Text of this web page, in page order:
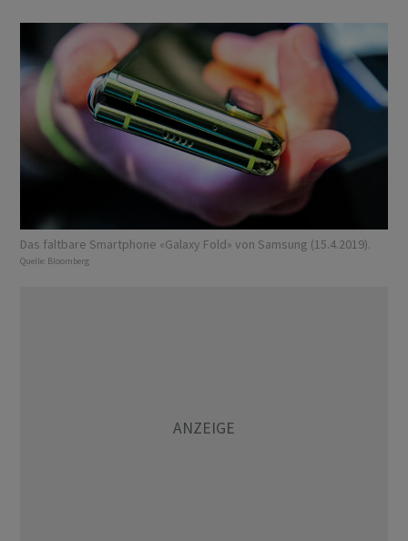
Das faltbare Smartphone «Galaxy Fold» von Samsung (15.4.2019).
Quelle: Bloomberg